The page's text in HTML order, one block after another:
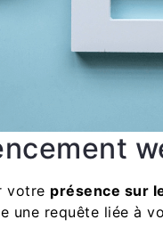
votre présence sur
une requête liée à